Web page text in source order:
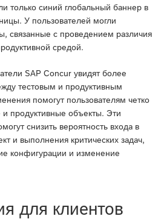
только синий глобальный баннер в
У пользователей могли
связанные с проведением различия
средой.
SAP Concur увидят более
тестовым и продуктивным
помогут пользователям четко
и продуктивные объекты. Эти
снизить вероятность входа в
и выполнения критических задач,
конфигурации и изменение
для клиентов